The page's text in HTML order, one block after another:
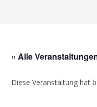
« Alle
Diese Veranstaltung hat